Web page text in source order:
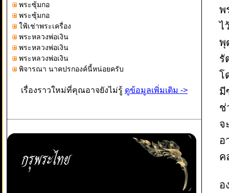
พระซุ้มกอ
พระซุ้มกอ
ใฟ้เช่าพระเครื่อง
พระหลวงพ่อเงิน
พระหลวงพ่อเงิน
พระหลวงพ่อเงิน
พิจารณา นาคปรกองค์นี้หน่อยครับ
เรื่องราวใหม่ที่คุณอาจยังไม่รู้ ดูข้อมูลเพิ่มเติม ->
พ
ไ
พุ
รั
โ
มี
ช่
จ
อ
ค
อ